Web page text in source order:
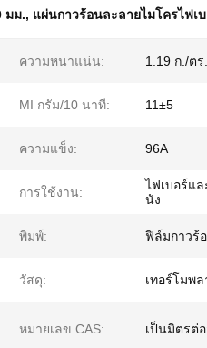
มม., แผ่นกาวร้อนละลายไมโครไฟเ
ความหนาแน่น: 1.19 ก./ต
MI กรัม/10 นาที: 11±5
ความแข็ง: 96A
การใช้งาน:
ไฟเบอร์แล
นัง
พิมพ์: ฟิล์มกาวร้
วัสดุ: เทอร์โมพ
หมายเลข CAS: เป็นมิตรต่